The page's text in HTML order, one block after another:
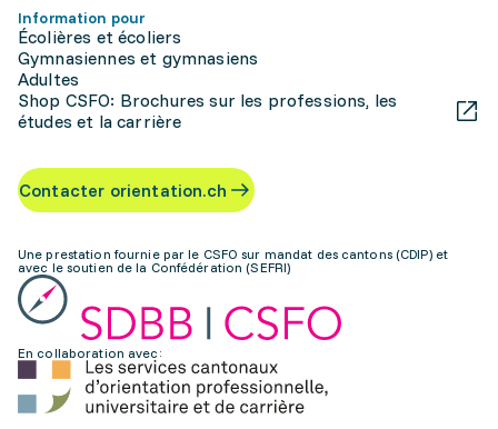
Information pour
Écolières et écoliers
Gymnasiennes et gymnasiens
Adultes
Shop CSFO: Brochures sur les professions, les
études et la carrière
Contacter orientation.ch
Une prestation fournie par le CSFO sur mandat des cantons (CDIP) et
avec le soutien de la Confédération (SEFRI)
En collaboration avec: